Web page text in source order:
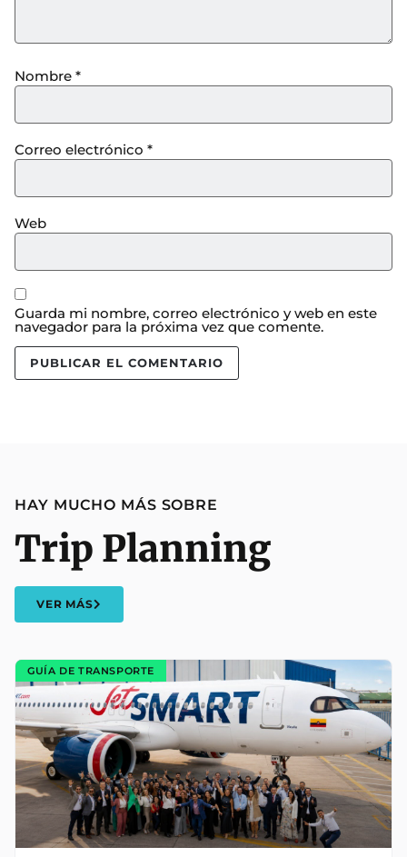
Nombre *
Correo electrónico *
Web
Guarda mi nombre, correo electrónico y web en este
navegador para la próxima vez que comente.
HAY MUCHO MÁS SOBRE
Trip Planning
VER MÁS
GUÍA DE TRANSPORTE